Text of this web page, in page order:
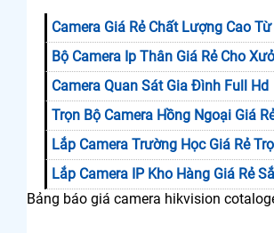
Camera Giá Rẻ Chất Lượng Cao
Bộ Camera Ip Thân Giá Rẻ Cho
Camera Quan Sát Gia Đình Full Hd
Trọn Bộ Camera Hồng Ngoại Giá
Lắp Camera Trường Học Giá Rẻ
Lắp Camera IP Kho Hàng Giá Rẻ
Bảng báo giá camera hikvision